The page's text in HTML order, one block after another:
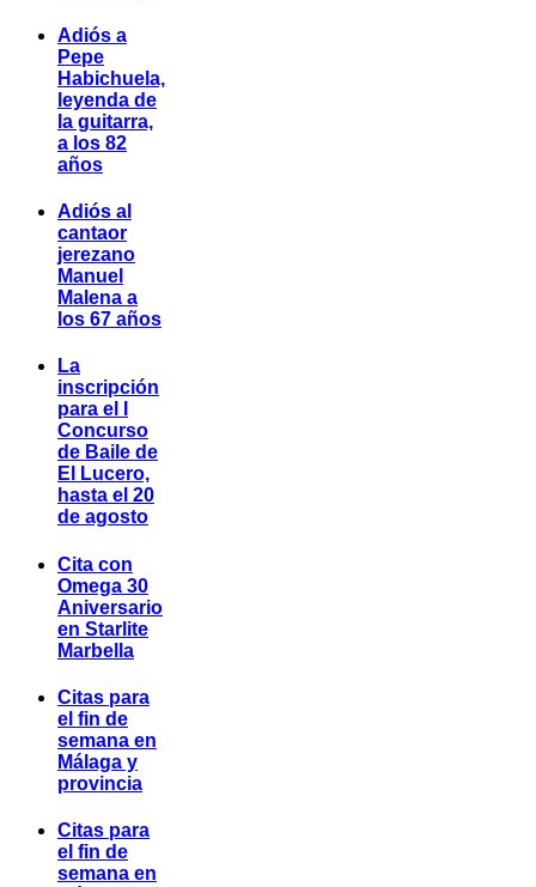
Adiós a
Pepe
Habichuela,
leyenda de
la guitarra,
a los 82
años
Adiós al
cantaor
jerezano
Manuel
Malena a
los 67 años
La
inscripción
para el I
Concurso
de Baile de
El Lucero,
hasta el 20
de agosto
Cita con
Omega 30
Aniversario
en Starlite
Marbella
Citas para
el fin de
semana en
Málaga y
provincia
Citas para
el fin de
semana en